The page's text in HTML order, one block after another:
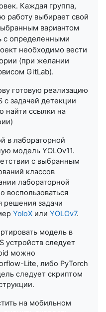
Каждая группа,
работу выбирает свой
вариантом
с определенными
необходимо вести
(при желании
GitLab).
готовую реализацию
задачей детекции
найти ссылки на
в лабораторной
модель YOLOv11.
с выбранным
классов
лабораторной
решения задачи
YoloX или YOLOv7.
модель в
устройств следует
можно
Lite, либо PyTorch
следует скриптом
на мобильном